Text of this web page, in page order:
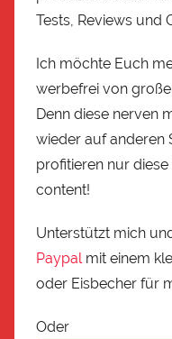
Tests, Reviews und
Ich möchte Euch
werbefrei von
Denn diese nerven
wieder auf anderen
profitieren nur
content!
Unterstützt mich
Paypalmit einem
oder Eisbecher für
Oder